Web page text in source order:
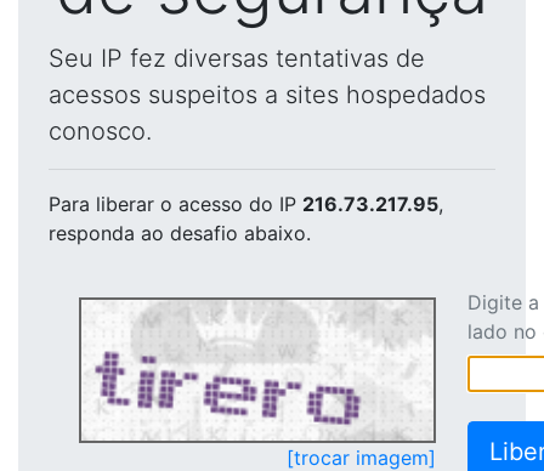
Seu IP fez diversas tentativas de
acessos suspeitos a sites hospedados
conosco.
Para liberar o acesso do IP 216.73.217.95,
responda ao desafio abaixo.
[trocar imagem]
Digite
lado no